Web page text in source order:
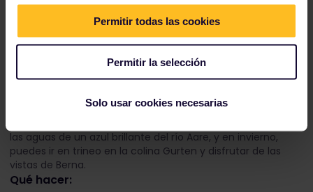
Permitir todas las cookies
Permitir la selección
Solo usar cookies necesarias
La belleza de Berna, la capital de Suiza, te sorprenderá. Es
las aguas de un azul brillante del río Aare, y en invierno,
puedes ir en trineo en la colina Gurten y disfrutar de las
vistas de Berna.
Qué hacer: